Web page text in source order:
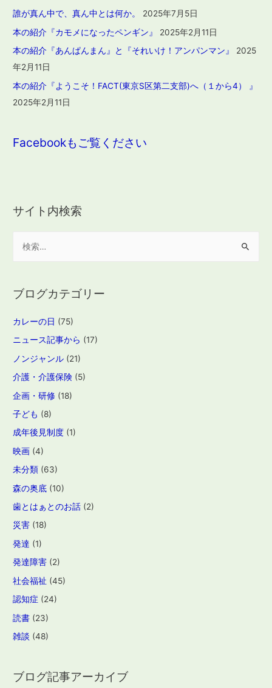
誰が真ん中で、真ん中とは何か。
2025年7月5日
本の紹介『カモメになったペンギン』
2025年2月11日
本の紹介『あんぱんまん』と『それいけ！アンパンマン』
2025
年2月11日
本の紹介『ようこそ！FACT(東京S区第二支部)へ（１から4） 』
2025年2月11日
Facebookもご覧ください
サイト内検索
ブログカテゴリー
カレーの日 (75)
ニュース記事から (17)
ノンジャンル (21)
介護・介護保険 (5)
企画・研修 (18)
子ども (8)
成年後見制度 (1)
映画 (4)
未分類 (63)
森の奥底 (10)
歯とはぁとのお話 (2)
災害 (18)
発達 (1)
発達障害 (2)
社会福祉 (45)
認知症 (24)
読書 (23)
雑談 (48)
ブログ記事アーカイブ